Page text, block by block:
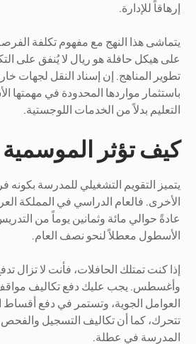
إرهاقاً للإدارة.
يتماشى هذا النهج مع مفهوم تكلفة
على هيكل حافلة هو ريال لا يُنفق على
تطوير المناهج. إن إسناد النقل لجهات
باستثمار مواردها المحدودة في مهمتها
التعليم بدلاً من الخدمات اللوجستية.
كيف تؤثر
يتميز التقويم التشغيلي للمدرسة بكونه
الأخرى. فالعام الدراسي في المملكة
عادةً حوالي مائة وثمانين يوماً من
الأسطول معطلاً لنحو نصف العام.
إذا كنت تمتلك الحافلات، فأنت لا تزال
وأغسطس. يجب عليك دفع تكاليف مواقف
العوامل الجوية، وتستمر في دفع أقساط
تتحرك، كما أن تكاليف التسجيل
المدرسة في عطلة.